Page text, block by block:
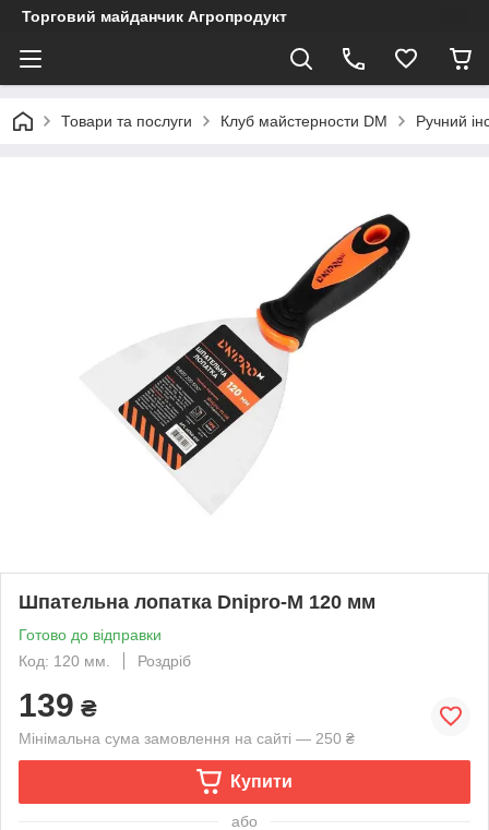
Торговий майданчик Агропродукт
Товари та послуги Клуб майстерности DM Ручний
Шпательна лопатка Dnipro-M 120 мм
Готово до відправки
Код: 120 мм.
Роздріб
139 ₴
Мінімальна сума замовлення на сайті — 250 ₴
Купити
або